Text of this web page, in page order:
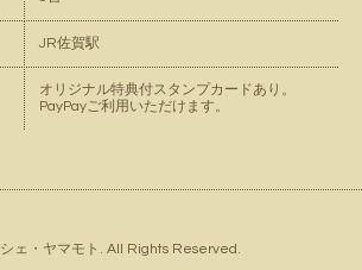
JR佐賀駅
オリジナル特典付スタンプカードあり。
PayPayご利用いただけます。
シェ・ヤマモト . All Rights Reserved.